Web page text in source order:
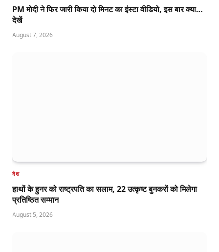
PM मोदी ने फिर जारी किया दो मिनट का इंस्टा वीडियो, इस बार क्या…
देखें
August 7, 2026
देश
हाथों के हुनर को राष्ट्रपति का सलाम, 22 उत्कृष्ट बुनकरों को मिलेगा
प्रतिष्ठित सम्मान
August 5, 2026